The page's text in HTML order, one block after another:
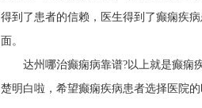
得到了患者的信赖，医生得到了癫痫疾
面。
达州哪治癫痫病靠谱?以上就是癫痫
楚明白啦，希望癫痫疾病患者选择医院的